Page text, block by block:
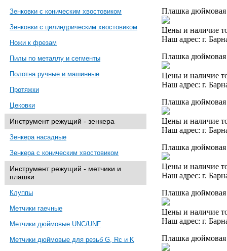
Зенковки с коническим хвостовиком
Зенковки с цилиндрическим хвостовиком
Ножи к фрезам
Пилы по металлу и сегменты
Полотна ручные и машинные
Протяжки
Цековки
Инструмент режущий - зенкера
Зенкера насадные
Зенкера с коническим хвостовиком
Инструмент режущий - метчики и
плашки
Клуппы
Метчики гаечные
Метчики дюймовые UNC/UNF
Метчики дюймовые для резьб G, Rc и K
Плашка
Цены и наличие
Наш адрес: г.
Плашка
Цены и наличие
Наш адрес: г.
Плашка
Цены и наличие
Наш адрес: г.
Плашка
Цены и наличие
Наш адрес: г.
Плашка
Цены и наличие
Наш адрес: г.
Плашка